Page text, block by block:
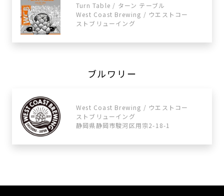
Turn Table / ターン テーブル
West Coast Brewing / ウエストコー
ストブリューイング
ブルワリー
West Coast Brewing / ウエストコー
ストブリューイング
静岡県静岡市駿河区用宗2-18-1